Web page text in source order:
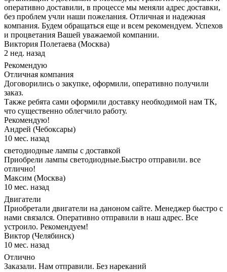
оперативно доставили, в процессе мы меняли адрес доставки,
без проблем учли наши пожелания. Отличная и надежная
компания. Будем обращаться еще и всем рекомендуем. Успехов
и процветания Вашей уважаемой компании.
Виктория Полетаева (Москва)
2 нед. назад
Рекомендую
Отличная компания
Договорились о закупке, оформили, оперативно получили
заказ.
Также ребята сами оформили доставку необходимой нам ТК,
что существенно облегчило работу.
Рекомендую!
Андрей (Чебоксары)
10 мес. назад
светодиодные лампы с доставкой
Приобрели лампы светодиодные.Быстро отправили. все
отлично!
Максим (Москва)
10 мес. назад
Двигатели
Приобретали двигатели на даноном сайте. Менеджер быстро с
нами связался. Оперативно отправили в наш адрес. Все
устроило. Рекомендуем!
Виктор (Челябинск)
10 мес. назад
Отлично
Заказали. Нам отправили. Без нареканий